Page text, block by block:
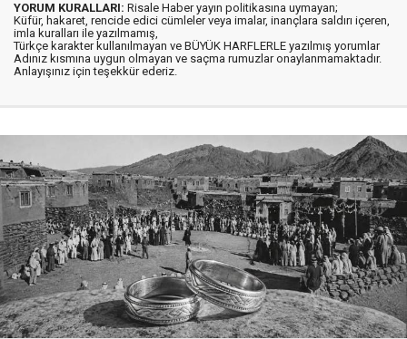
YORUM KURALLARI: Risale Haber yayın politikasına uymayan;
Küfür, hakaret, rencide edici cümleler veya imalar, inançlara saldırı içeren,
imla kuralları ile yazılmamış,
Türkçe karakter kullanılmayan ve BÜYÜK HARFLERLE yazılmış yorumlar
Adınız kısmına uygun olmayan ve saçma rumuzlar onaylanmamaktadır.
Anlayışınız için teşekkür ederiz.